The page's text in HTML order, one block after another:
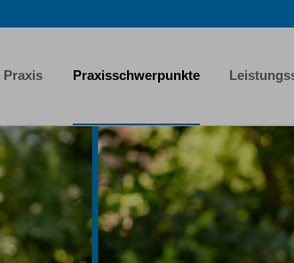
Praxis Praxisschwerpunkte